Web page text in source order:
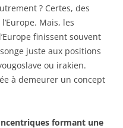
? Certes, des
Mais, les
finissent souvent
juste aux positions
ou irakien.
à demeurer un concept
formant une